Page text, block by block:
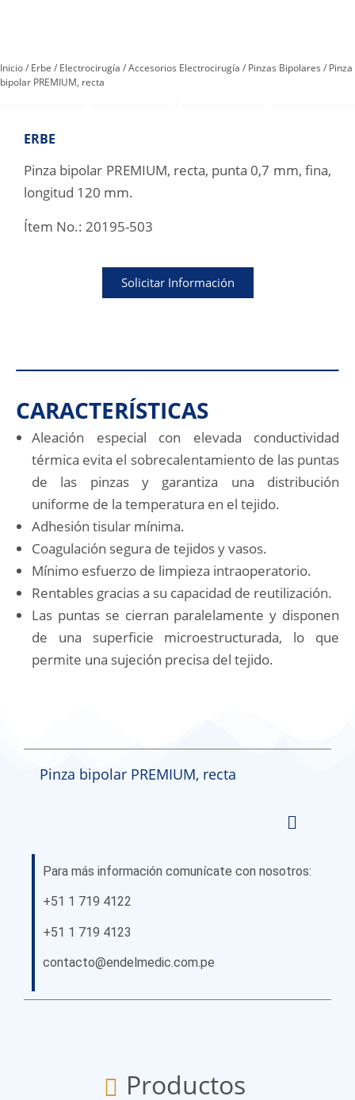
Inicio/ Erbe / Electrocirugía /Accesorios Electrocirugía / Pinzas Bipolares / Pinza
bipolar PREMIUM, recta
ERBE
Pinza bipolar PREMIUM, recta, punta 0,7 mm, fina,
longitud 120 mm.
Ítem No.: 20195-503
Solicitar Información
CARACTERÍSTICAS
Aleación especial con elevada conductividad
térmica evita el sobrecalentamiento de las puntas
de las pinzas y garantiza una distribución
uniforme de la temperatura en el tejido.
Adhesión tisular mínima.
Coagulación segura de tejidos y vasos.
Mínimo esfuerzo de limpieza intraoperatorio.
Rentables gracias a su capacidad de reutilización.
Las puntas se cierran paralelamente y disponen
de una superficie microestructurada, lo que
permite una sujeción precisa del tejido.
Pinza bipolar PREMIUM, recta
Para más información comunícate con nosotros:
+51 1 719 4122
+51 1 719 4123
contacto@endelmedic.com.pe
Productos